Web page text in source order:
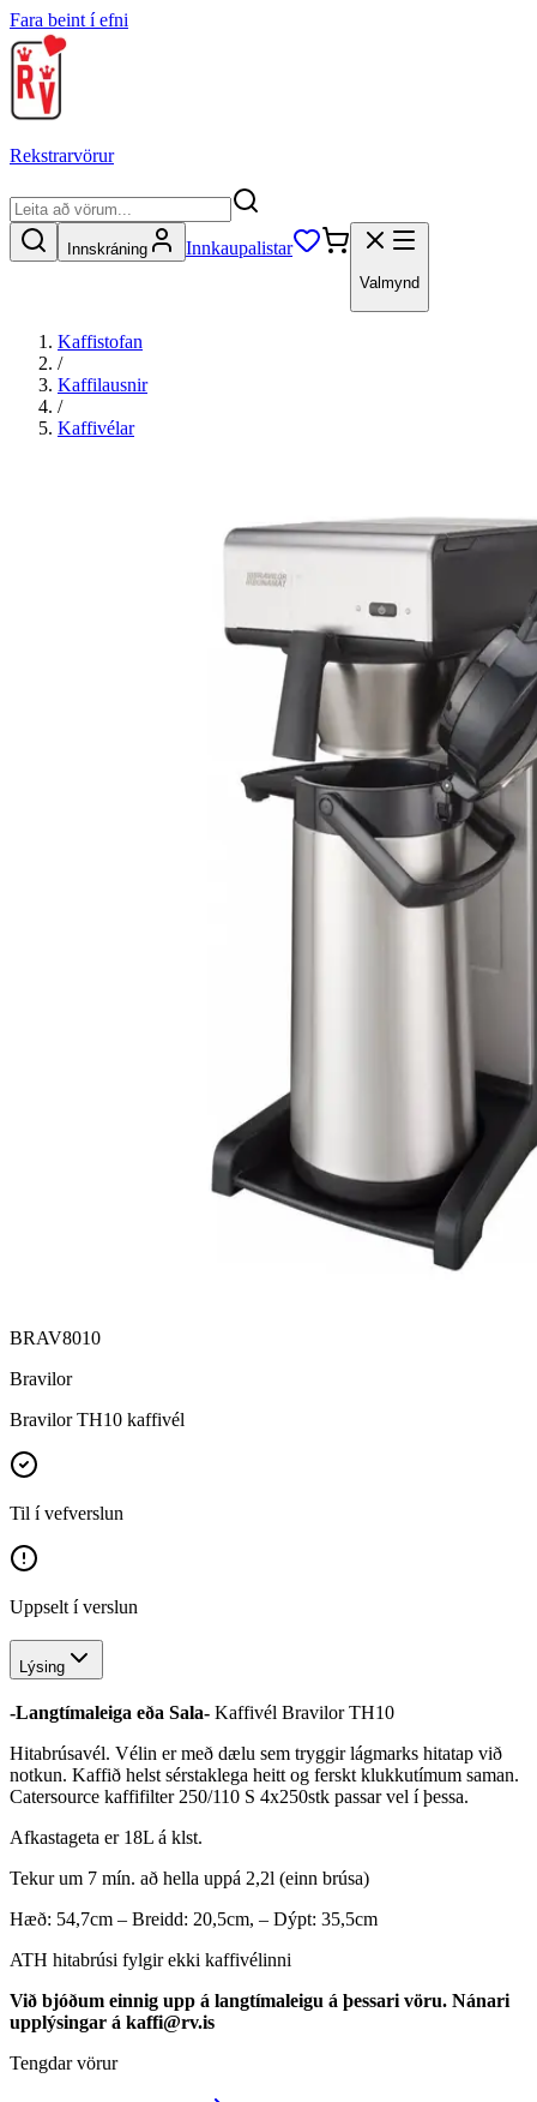
Fara beint í efni
Rekstrarvörur
Innskráning Innkaupalistar
Valmynd
Kaffistofan
/
Kaffilausnir
/
Kaffivélar
BRAV8010
Bravilor
Bravilor TH10 kaffivél
Til í vefverslun
Uppselt í verslun
Lýsing
-Langtímaleiga eða Sala- Kaffivél Bravilor TH10
Hitabrúsavél. Vélin er með dælu sem tryggir lágmarks hitatap við
notkun. Kaffið helst sérstaklega heitt og ferskt klukkutímum saman.
Catersource kaffifilter 250/110 S 4x250stk passar vel í þessa.
Afkastageta er 18L á klst.
Tekur um 7 mín. að hella uppá 2,2l (einn brúsa)
Hæð: 54,7cm – Breidd: 20,5cm, – Dýpt: 35,5cm
ATH hitabrúsi fylgir ekki kaffivélinni
Við bjóðum einnig upp á langtímaleigu á þessari vöru. Nánari
upplýsingar á kaffi@rv.is
Tengdar vörur